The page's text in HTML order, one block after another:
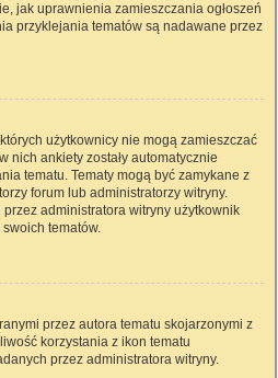
jak uprawnienia zamieszczania ogłoszeń
przyklejania tematów są nadawane przez
użytkownicy nie mogą zamieszczać
nich ankiety zostały automatycznie
tematu. Tematy mogą być zamykane z
forum lub administratorzy witryny.
administratora witryny użytkownik
tematów.
przez autora tematu skojarzonymi z
korzystania z ikon tematu
przez administratora witryny.